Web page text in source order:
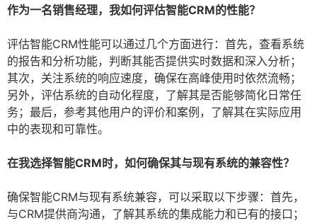
作为一名销售经理，我如何评估智能CRM的性能？
评估智能CRM性能可以通过几个方面进行：首先，查看系统
的报告和分析功能，判断其能否提供实时数据和深入分析；
其次，关注系统的响应速度，确保在高峰使用时依然流畅；
另外，评估系统的自动化程度，了解其是否能够简化日常任
务；最后，参考其他用户的评价和案例，了解其在实际应用
中的表现和可靠性。
在我选择智能CRM时，如何确保其与现有系统的兼容性？
确保智能CRM与现有系统兼容，可以采取以下步骤：首先，
与CRM提供商沟通，了解其系统的集成能力和已有的接口；